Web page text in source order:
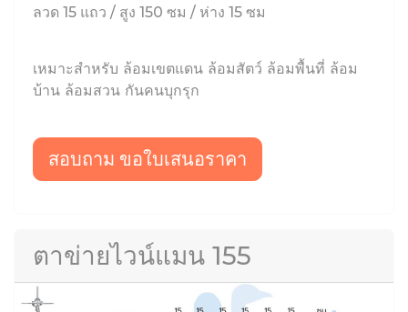
ลวด 15 แถว / สูง 150 ซม / ห่าง 15 ซม
เหมาะสำหรับ ล้อมเขตแดน ล้อมสัตว์ ล้อมพื้นที่ ล้อม
บ้าน ล้อมสวน กันคนบุกรุก
สอบถาม ขอใบเสนอราคา
ตาข่ายไวน์แมน 155